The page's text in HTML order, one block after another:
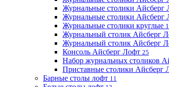
Журнальные столики Айсберг
Журнальные столики Айсберг
Журнальные столики круглые
Журнальный столик Айсберг
Журнальный столик Айсберг
Консоль Айсберг Лофт 25
Набор журнальных столиков
Приставные столики Айсберг
Барные столы лофт 11